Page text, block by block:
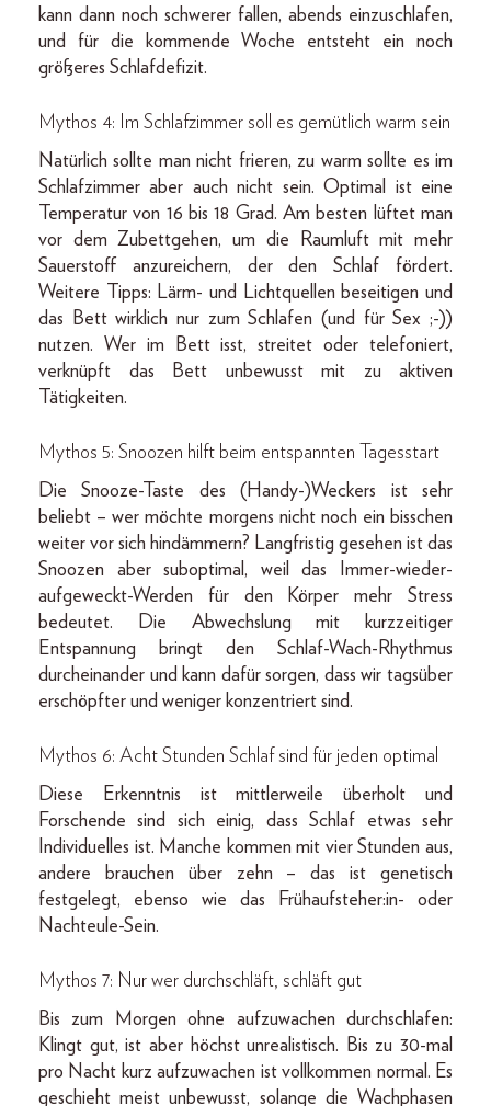
kann dann noch schwerer fallen, abends einzuschlafen,
und für die kommende Woche entsteht ein noch
größeres Schlafdefizit.
Mythos 4: Im Schlafzimmer soll es gemütlich warm sein
Natürlich sollte man nicht frieren, zu warm sollte es im
Schlafzimmer aber auch nicht sein. Optimal ist eine
Temperatur von 16 bis 18 Grad. Am besten lüftet man
vor dem Zubettgehen, um die Raumluft mit mehr
Sauerstoff anzureichern, der den Schlaf fördert.
Weitere Tipps: Lärm- und Lichtquellen beseitigen und
das Bett wirklich nur zum Schlafen (und für Sex ;-))
nutzen. Wer im Bett isst, streitet oder telefoniert,
verknüpft das Bett unbewusst mit zu aktiven
Tätigkeiten.
Mythos 5: Snoozen hilft beim entspannten Tagesstart
Die Snooze-Taste des (Handy-)Weckers ist sehr
beliebt – wer möchte morgens nicht noch ein bisschen
weiter vor sich hindämmern? Langfristig gesehen ist das
Snoozen aber suboptimal, weil das Immer-wieder-
aufgeweckt-Werden für den Körper mehr Stress
bedeutet. Die Abwechslung mit kurzzeitiger
Entspannung bringt den Schlaf-Wach-Rhythmus
durcheinander und kann dafür sorgen, dass wir tagsüber
erschöpfter und weniger konzentriert sind.
Mythos 6: Acht Stunden Schlaf sind für jeden optimal
Diese Erkenntnis ist mittlerweile überholt und
Forschende sind sich einig, dass Schlaf etwas sehr
Individuelles ist. Manche kommen mit vier Stunden aus,
andere brauchen über zehn – das ist genetisch
festgelegt, ebenso wie das Frühaufsteher:in- oder
Nachteule-Sein.
Mythos 7: Nur wer durchschläft, schläft gut
Bis zum Morgen ohne aufzuwachen durchschlafen:
Klingt gut, ist aber höchst unrealistisch. Bis zu 30-mal
pro Nacht kurz aufzuwachen ist vollkommen normal. Es
geschieht meist unbewusst, solange die Wachphasen